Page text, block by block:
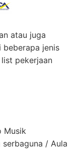
atau juga
jenis
pekerjaan
Musik
serbaguna / Aula